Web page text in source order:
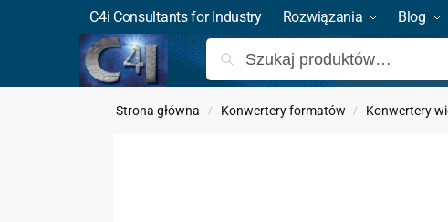
C4i Consultants for Industry Rozwiązania Blog
Strona główna / Konwertery formatów / Konwertery